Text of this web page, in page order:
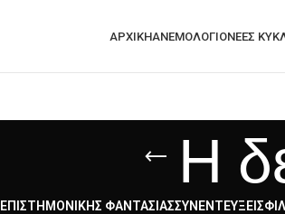
ΑΡΧΙΚΗΑΝΕΜΟΛΟΓΙΟΝΈΕΣ
Η
ΕΠΙΣΤΗΜΟΝΙΚΉΣ ΦΑΝΤΑΣΊΑΣΣΥΝΕΝΤΕΎΞΕΙΣ